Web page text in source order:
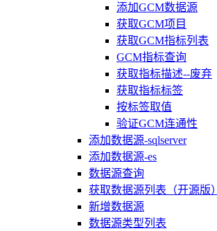
添加GCM数据源
获取GCM项目
获取GCM指标列表
GCM指标查询
获取指标描述--废弃
获取指标标签
按标签取值
验证GCM连通性
添加数据源-sqlserver
添加数据源-es
数据源查询
获取数据源列表（开源版）
新增数据源
数据源类型列表